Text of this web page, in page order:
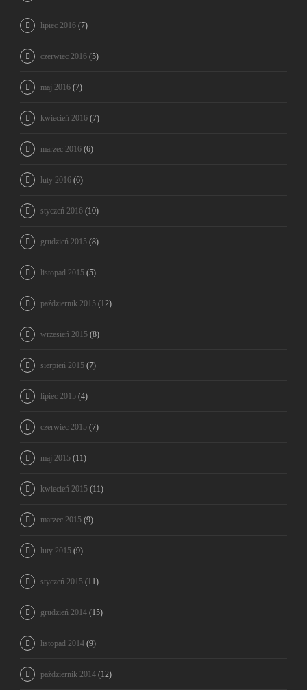
lipiec 2016 (7)
czerwiec 2016 (5)
maj 2016 (7)
kwiecień 2016 (7)
marzec 2016 (6)
luty 2016 (6)
styczeń 2016 (10)
grudzień 2015 (8)
listopad 2015 (5)
październik 2015 (12)
wrzesień 2015 (8)
sierpień 2015 (7)
lipiec 2015 (4)
czerwiec 2015 (7)
maj 2015 (11)
kwiecień 2015 (11)
marzec 2015 (9)
luty 2015 (9)
styczeń 2015 (11)
grudzień 2014 (15)
listopad 2014 (9)
październik 2014 (12)